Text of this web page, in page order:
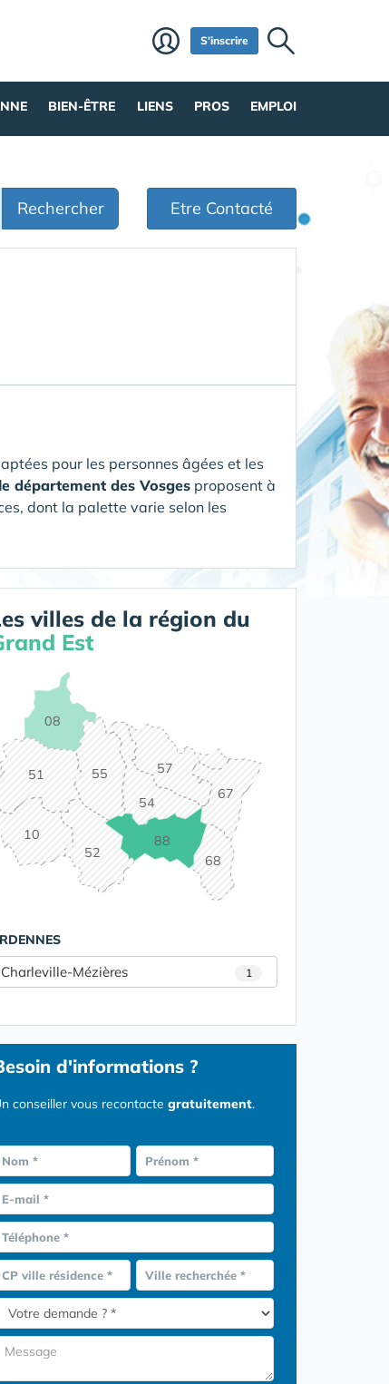
S'inscrire
BIEN-ÊTRE LIENS PROS EMPLOI
Rechercher Etre Contacté
pour les personnes âgées et les
département des Vosges proposent à
dont la palette varie selon les
villes de la région du
Est
08
10
51
52
54
55 57
67
68
88
Charleville-Mézières 1
d'informations ?
conseiller vous recontacte gratuitement.
Nom * Prénom *
E-mail *
Téléphone *
CP ville résidence * Ville recherchée *